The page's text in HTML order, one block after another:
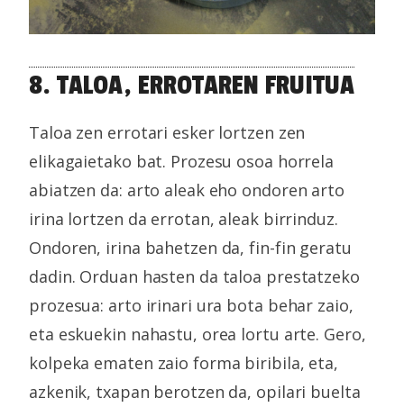
8. TALOA, ERROTAREN FRUITUA
Taloa zen errotari esker lortzen zen
elikagaietako bat. Prozesu osoa horrela
abiatzen da: arto aleak eho ondoren arto
irina lortzen da errotan, aleak birrinduz.
Ondoren, irina bahetzen da, fin-fin geratu
dadin. Orduan hasten da taloa prestatzeko
prozesua: arto irinari ura bota behar zaio,
eta eskuekin nahastu, orea lortu arte. Gero,
kolpeka ematen zaio forma biribila, eta,
azkenik, txapan berotzen da, opilari buelta